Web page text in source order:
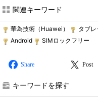
関連キーワード
華為技術（Huawei） タブレ
Android
SIMロックフリー
Share Post
キーワードを探す